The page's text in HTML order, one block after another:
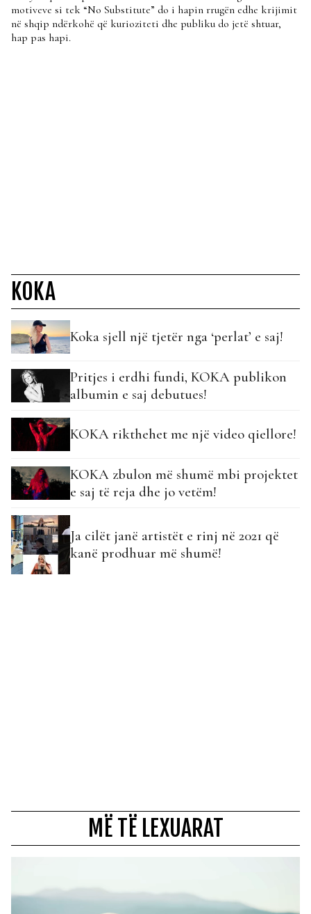
motiveve si tek “No Substitute” do i hapin rrugën edhe krijimit
në shqip ndërkohë që kurioziteti dhe publiku do jetë shtuar,
hap pas hapi.
KOKA
Koka sjell një tjetër nga ‘perlat’ e saj!
Pritjes i erdhi fundi, KOKA publikon
albumin e saj debutues!
KOKA rikthehet me një video qiellore!
KOKA zbulon më shumë mbi projektet
e saj të reja dhe jo vetëm!
Ja cilët janë artistët e rinj në 2021 që
kanë prodhuar më shumë!
MË TË LEXUARAT